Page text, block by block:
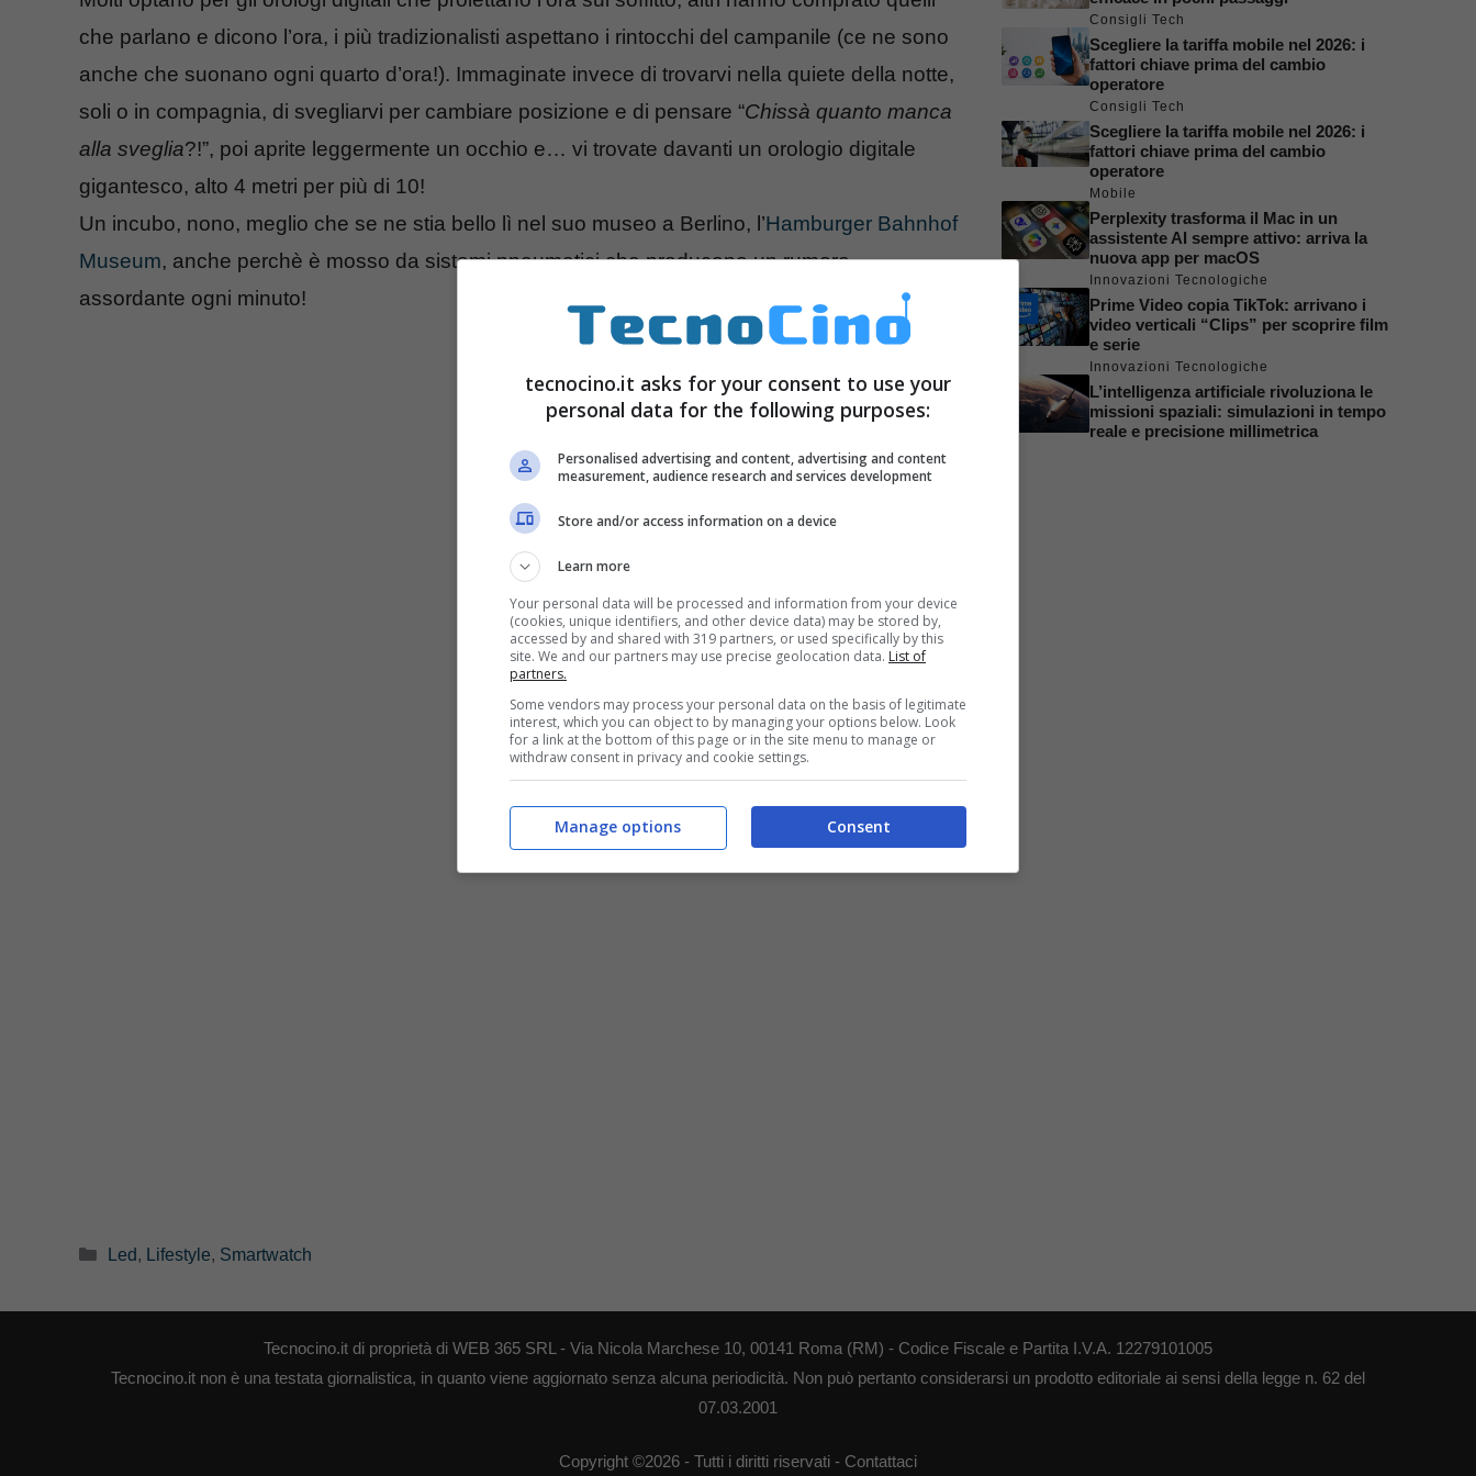
che parlano e dicono l’ora, i più tradizionalisti aspettano i rintocchi del campanile (ce ne sono
anche che suonano ogni quarto d’ora!). Immaginate invece di trovarvi nella quiete della notte,
soli o in compagnia, di svegliarvi per cambiare posizione e di pensare “Chissà quanto manca
alla sveglia?!”, poi aprite leggermente un occhio e… vi trovate davanti un orologio digitale
gigantesco, alto 4 metri per più di 10!
Un incubo, nono, meglio che se ne stia bello lì nel suo museo a Berlino, l’Hamburger Bahnhof
Museum, anche perchè è mosso da sistemi pneumatici che producono un rumore
assordante ogni minuto!
Categorie
Led, Lifestyle, Smartwatch
Consigli Tech
Scegliere la tariffa mobile nel 2026: i
fattori chiave prima del cambio
operatore
Consigli Tech
Scegliere la tariffa mobile nel 2026: i
fattori chiave prima del cambio
operatore
Mobile
Perplexity trasforma il Mac in un
assistente AI sempre attivo: arriva la
nuova app per macOS
Innovazioni Tecnologiche
Prime Video copia TikTok: arrivano i
video verticali “Clips” per scoprire film
e serie
Innovazioni Tecnologiche
L’intelligenza artificiale rivoluziona le
missioni spaziali: simulazioni in tempo
reale e precisione millimetrica
Tecnocino.it di proprietà di WEB 365 SRL - Via Nicola Marchese 10, 00141 Roma (RM) - Codice Fiscale e Partita I.V.A. 12279101005
Tecnocino.it non è una testata giornalistica, in quanto viene aggiornato senza alcuna periodicità. Non può pertanto considerarsi un prodotto editoriale ai sensi della legge n. 62 del
07.03.2001
Copyright ©2026 - Tutti i diritti riservati - Contattaci
tecnocino.it asks for your consent to use your
personal data for the following purposes:
Personalised advertising and content, advertising and content
measurement, audience research and services development
Store and/or access information on a device
Learn more
Your personal data will be processed and information from your device
(cookies, unique identifiers, and other device data) may be stored by,
accessed by and shared with 319 partners, or used specifically by this
site. We and our partners may use precise geolocation data. List of
partners.
Some vendors may process your personal data on the basis of legitimate
interest, which you can object to by managing your options below. Look
for a link at the bottom of this page or in the site menu to manage or
withdraw consent in privacy and cookie settings.
Consent
Manage options